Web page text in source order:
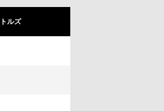
ルズ